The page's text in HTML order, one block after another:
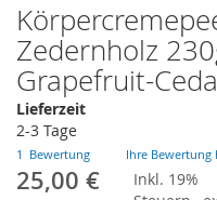
Zedernholz
Grapefruit-
Lieferzeit
2-3 Tage
1 Bewertung Ihre Bewertung
Sonderangebot
25,00 €
Inkl. 19%
Zum
Anfang
der
Bildergalerie
springen